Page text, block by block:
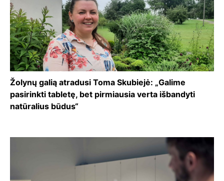
Žolynų galią atradusi Toma Skubiejė: „Galime
pasirinkti tabletę, bet pirmiausia verta išbandyti
natūralius būdus“